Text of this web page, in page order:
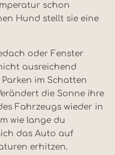
schon
Hund stellt sie eine
oder Fenster
ausreichend
im Schatten
die Sonne ihre
Fahrzeugs wieder in
wie lange du
das Auto auf
erhitzen.